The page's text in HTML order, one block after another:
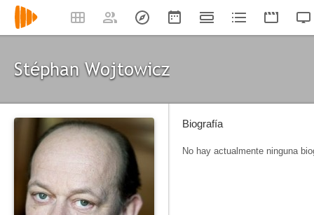
Stéphan Wojtowicz
Biografía
No hay actualmente ninguna